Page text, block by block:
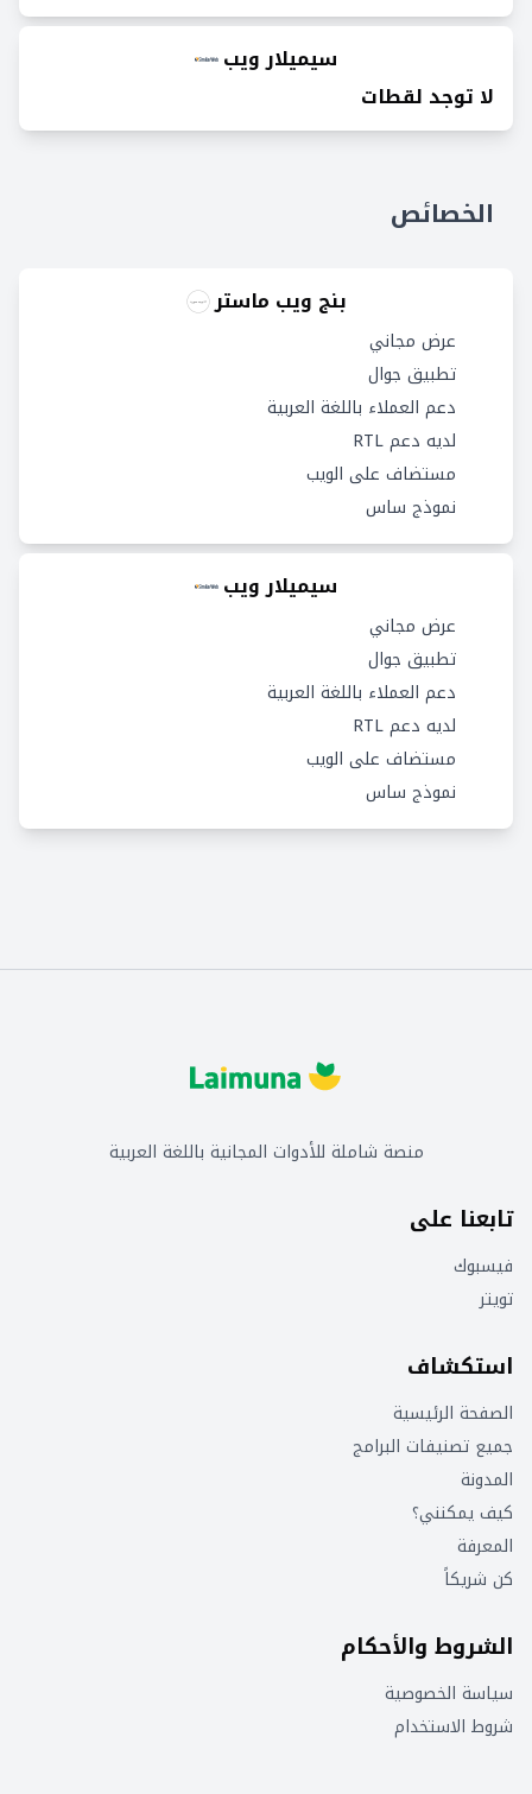
سيميلار ويب
لا توجد لقطات
الخصائص
بنج ويب ماستر
عرض مجاني
تطبيق جوال
دعم العملاء باللغة العربية
لديه دعم RTL
مستضاف على الويب
نموذج ساس
سيميلار ويب
عرض مجاني
تطبيق جوال
دعم العملاء باللغة العربية
لديه دعم RTL
مستضاف على الويب
نموذج ساس
منصة شاملة للأدوات المجانية باللغة العربية
تابعنا على
فيسبوك
تويتر
استكشاف
الصفحة الرئيسية
جميع تصنيفات البرامج
المدونة
كيف يمكنني؟
المعرفة
كن شريكاً
الشروط والأحكام
سياسة الخصوصية
شروط الاستخدام